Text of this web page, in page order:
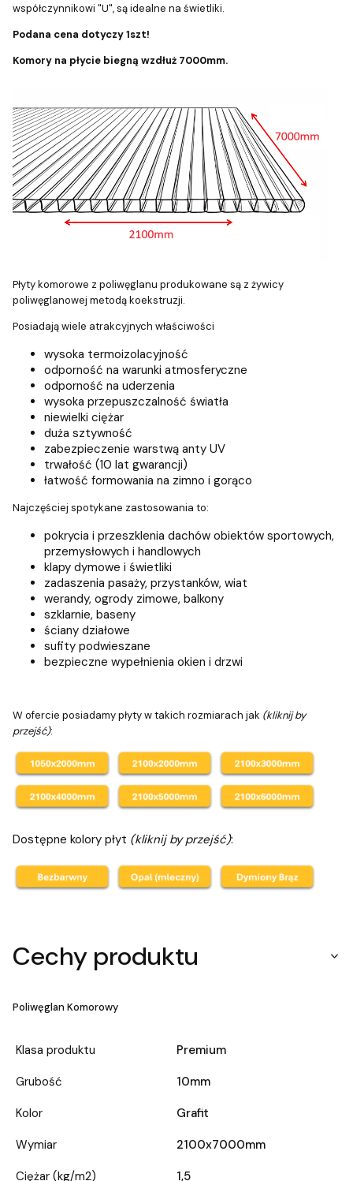
współczynnikowi "U", są idealne na świetliki.
Podana cena dotyczy 1szt!
Komory na płycie biegną wzdłuż 7000mm.
Płyty komorowe z poliwęglanu produkowane są z żywicy
poliwęglanowej metodą koekstruzji.
Posiadają wiele atrakcyjnych właściwości
wysoka termoizolacyjność
odporność na warunki atmosferyczne
odporność na uderzenia
wysoka przepuszczalność światła
niewielki ciężar
duża sztywność
zabezpieczenie warstwą anty UV
trwałość (10 lat gwarancji)
łatwość formowania na zimno i gorąco
Najczęściej spotykane zastosowania to:
pokrycia i przeszklenia dachów obiektów sportowych,
przemysłowych i handlowych
klapy dymowe i świetliki
zadaszenia pasaży, przystanków, wiat
werandy, ogrody zimowe, balkony
szklarnie, baseny
ściany działowe
sufity podwieszane
bezpieczne wypełnienia okien i drzwi
W ofercie posiadamy płyty w takich rozmiarach jak (kliknij by
przejść):
Dostępne kolory płyt (kliknij by przejść):
Cechy produktu
Poliwęglan Komorowy
Klasa produktu
Premium
Grubość
10mm
Kolor
Grafit
Wymiar
2100x7000mm
Ciężar (kg/m2)
1,5